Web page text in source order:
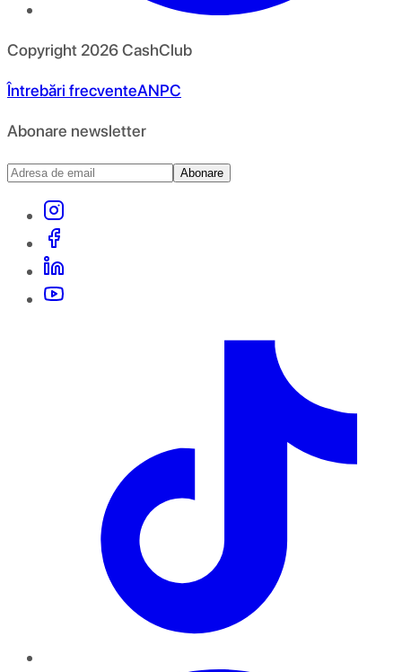
Copyright 2026CashClub
Întrebări frecventeANPC
Abonare newsletter
Abonare